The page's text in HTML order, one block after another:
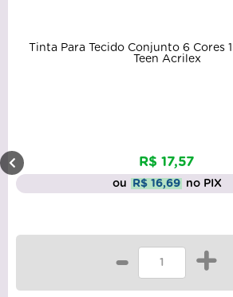
Tinta Para Tecido Conjunto 6 Cores
Teen Acrilex
R$ 17,57
ou R$ 16,69 no PIX
- +